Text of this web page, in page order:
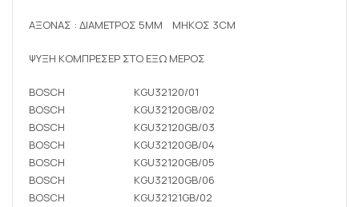
ΑΞΟΝΑΣ : ΔΙΑΜΕΤΡΟΣ 5MM ΜΗΚΟΣ 3CM
ΨΥΞΗ ΚΟΜΠΡΕΣΕΡ ΣΤΟ ΕΞΩ ΜΕΡΟΣ
BOSCH
KGU32120/01
BOSCH
KGU32120GB/02
BOSCH
KGU32120GB/03
BOSCH
KGU32120GB/04
BOSCH
KGU32120GB/05
BOSCH
KGU32120GB/06
BOSCH
KGU32121GB/02